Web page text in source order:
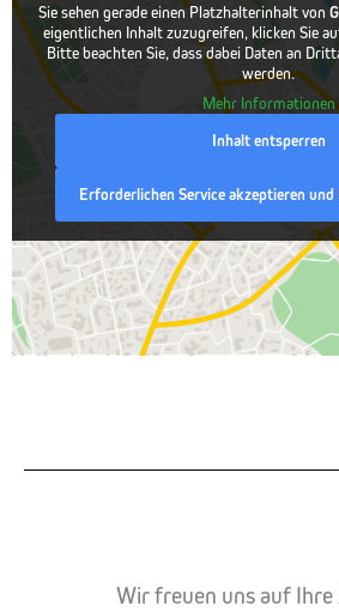
Sie sehen gerade einen Platzhalterinhalt von
eigentlichen Inhalt zuzugreifen, klicken Sie
Bitte beachten Sie, dass dabei Daten an
werden.
Mehr Informationen
Inhalt entsperren
Erforderlichen Service akzeptieren
Wir freuen uns auf